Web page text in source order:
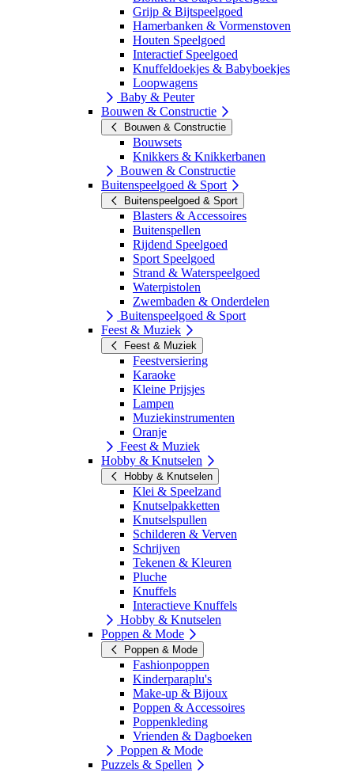
Grijp & Bijtspeelgoed
Hamerbanken & Vormenstoven
Houten Speelgoed
Interactief Speelgoed
Knuffeldoekjes & Babyboekjes
Loopwagens
Baby & Peuter
Bouwen & Constructie
Bouwen & Constructie
Bouwsets
Knikkers & Knikkerbanen
Bouwen & Constructie
Buitenspeelgoed & Sport
Buitenspeelgoed & Sport
Blasters & Accessoires
Buitenspellen
Rijdend Speelgoed
Sport Speelgoed
Strand & Waterspeelgoed
Waterpistolen
Zwembaden & Onderdelen
Buitenspeelgoed & Sport
Feest & Muziek
Feest & Muziek
Feestversiering
Karaoke
Kleine Prijsjes
Lampen
Muziekinstrumenten
Oranje
Feest & Muziek
Hobby & Knutselen
Hobby & Knutselen
Klei & Speelzand
Knutselpakketten
Knutselspullen
Schilderen & Verven
Schrijven
Tekenen & Kleuren
Pluche
Knuffels
Interactieve Knuffels
Hobby & Knutselen
Poppen & Mode
Poppen & Mode
Fashionpoppen
Kinderparaplu's
Make-up & Bijoux
Poppen & Accessoires
Poppenkleding
Vrienden & Dagboeken
Poppen & Mode
Puzzels & Spellen